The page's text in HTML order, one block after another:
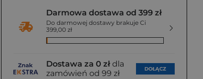
Darmowa dostawa od 399 zł
Do darmowej dostawy brakuje Ci
399,00 zł
Dostawa za 0 zł dla
zamówień od 99 zł
DOŁĄCZ